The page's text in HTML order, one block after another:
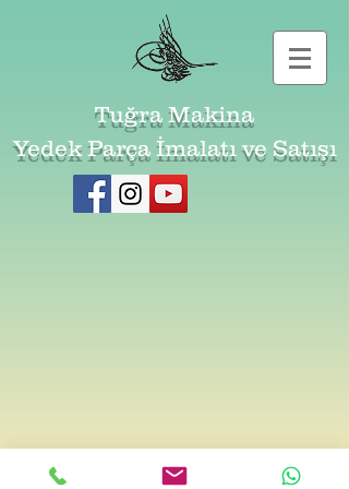
Tuğra Makina
Yedek Parça İmalatı ve Satışı
Telif Hakkı © 2017 - 2026Tuğra Makina - Tüm